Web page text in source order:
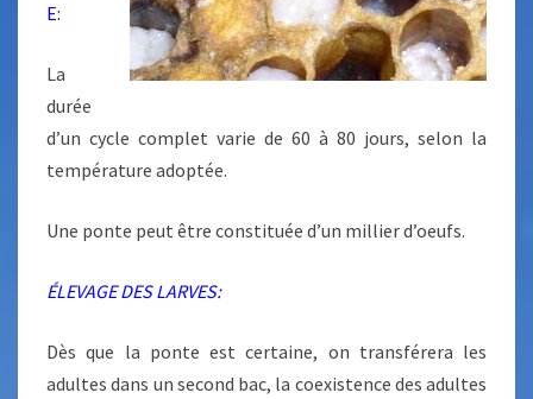
E:
La
durée
d’un cycle complet varie de 60 à 80 jours, selon la
température adoptée.
Une ponte peut être constituée d’un millier d’oeufs.
ÉLEVAGE DES LARVES:
Dès que la ponte est certaine, on transférera les
adultes dans un second bac, la coexistence des adultes